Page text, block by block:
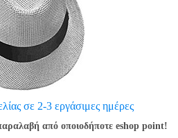
σε 2-3 εργάσιμες ημέρες
από οποιοδήποτε eshop point!